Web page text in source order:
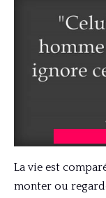
La vie est
monter ou